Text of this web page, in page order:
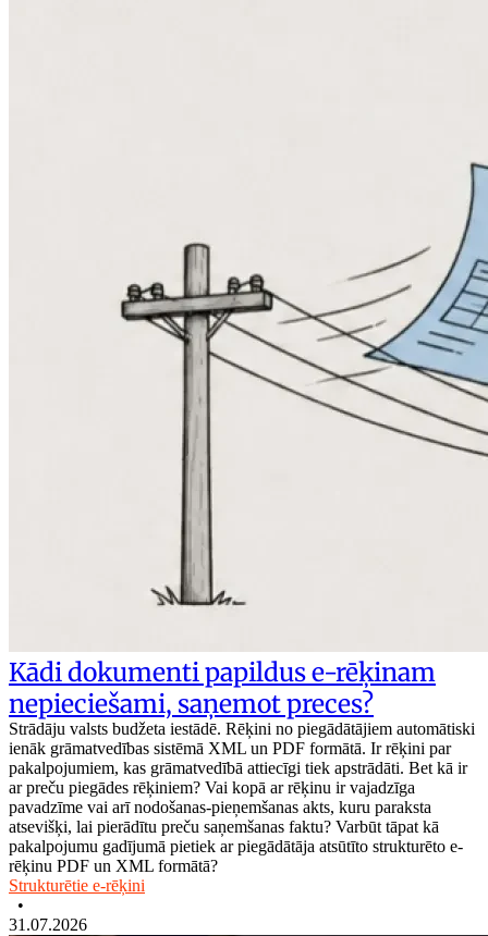
Kādi dokumenti papildus e-rēķinam
nepieciešami, saņemot preces?
Strādāju valsts budžeta iestādē. Rēķini no piegādātājiem automātiski
ienāk grāmatvedības sistēmā XML un PDF formātā. Ir rēķini par
pakalpojumiem, kas grāmatvedībā attiecīgi tiek apstrādāti. Bet kā ir
ar preču piegādes rēķiniem? Vai kopā ar rēķinu ir vajadzīga
pavadzīme vai arī nodošanas-pieņemšanas akts, kuru paraksta
atsevišķi, lai pierādītu preču saņemšanas faktu? Varbūt tāpat kā
pakalpojumu gadījumā pietiek ar piegādātāja atsūtīto strukturēto e-
rēķinu PDF un XML formātā?
Strukturētie e-rēķini
•
31.07.2026